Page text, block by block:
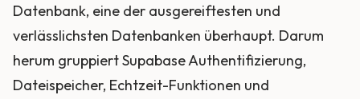
Datenbank, eine der ausgereiftesten und
verlässlichsten Datenbanken überhaupt. Darum
herum gruppiert Supabase Authentifizierung,
Dateispeicher, Echtzeit-Funktionen und